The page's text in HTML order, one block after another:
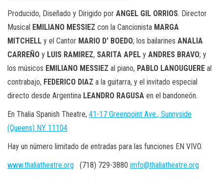
Producido, Diseñado y Dirigido por ANGEL GIL ORRIOS. Director
Musical EMILIANO MESSIEZ con la Cancionista MARGA
MITCHELL y el Cantor MARIO D’ BOEDO; los bailarines ANALIA
CARREÑO y LUIS RAMIREZ, SARITA APEL y ANDRES BRAVO; y
los músicos EMILIANO MESSIEZ al piano, PABLO LANOUGUERE al
contrabajo, FEDERICO DIAZ a la guitarra, y el invitado especial
directo desde Argentina LEANDRO RAGUSA en el bandoneón.
En Thalia Spanish Theatre, 41-17 Greenpoint Ave., Sunnyside
(Queens) NY 11104
Hay un número limitado de entradas para las funciones EN VIVO.
www.thaliatheatre.org
(718) 729-3880 imfo@thaliatheatre.org